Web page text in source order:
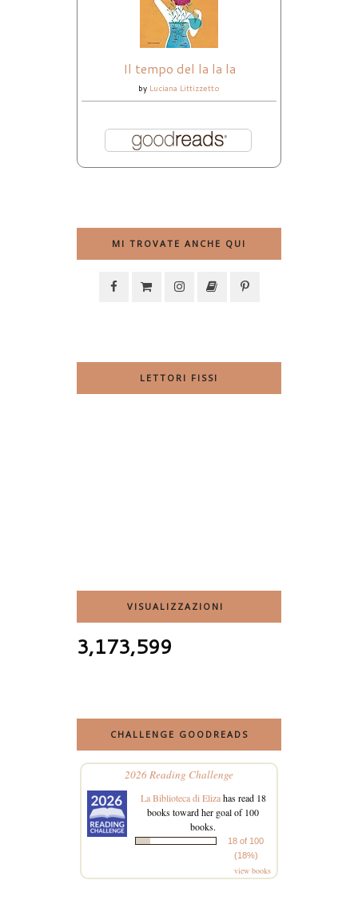
Il tempo del la la la
by Luciana Littizzetto
MI TROVATE ANCHE QUI
LETTORI FISSI
VISUALIZZAZIONI
3,173,599
CHALLENGE GOODREADS
2026 Reading Challenge
La Biblioteca di Elizahas read 18
books toward her goal of 100
books.
18 of 100
(18%)
view books